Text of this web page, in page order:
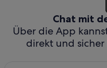
Chat mit
Über die App
direkt und